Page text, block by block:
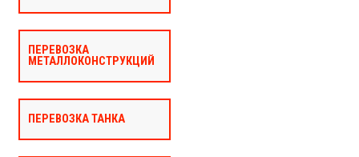
ПЕРЕВОЗКА
МЕТАЛЛОКОНСТРУКЦИЙ
ПЕРЕВОЗКА ТАНКА